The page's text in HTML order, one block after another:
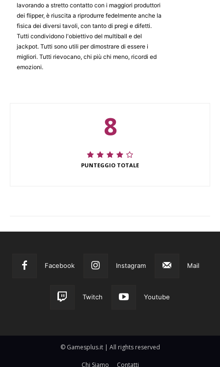
lavorando a stretto contatto con i maggiori produttori
dei flipper, è riuscita a riprodurre fedelmente anche la
fisica dei diversi tavoli, con tanto di pregi e difetti.
Tutti condividono l'obiettivo del multiball e del
jackpot. Tutti sono utili per dimostrare di essere i
migliori. Tutti rievocano, chi più chi meno, ricordi ed
emozioni.
8
PUNTEGGIO TOTALE
Facebook Instagram Mail
Twitch Youtube
© Gamesplus.it | All rights reserved
Chi Siamo Contatti